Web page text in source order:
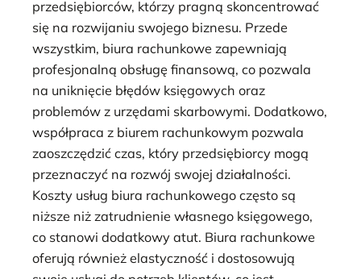
przedsiębiorców, którzy pragną skoncentrować
się na rozwijaniu swojego biznesu. Przede
wszystkim, biura rachunkowe zapewniają
profesjonalną obsługę finansową, co pozwala
na uniknięcie błędów księgowych oraz
problemów z urzędami skarbowymi. Dodatkowo,
współpraca z biurem rachunkowym pozwala
zaoszczędzić czas, który przedsiębiorcy mogą
przeznaczyć na rozwój swojej działalności.
Koszty usług biura rachunkowego często są
niższe niż zatrudnienie własnego księgowego,
co stanowi dodatkowy atut. Biura rachunkowe
oferują również elastyczność i dostosowują